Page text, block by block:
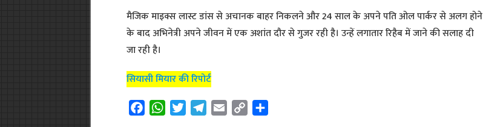
मैजिक माइक्स लास्ट डांस से अचानक बाहर निकलने और 24 साल के अपने पति ओल पार्कर से अलग होने
के बाद अभिनेत्री अपने जीवन में एक अशांत दौर से गुजर रही है। उन्हें लगातार रिहैब में जाने की सलाह दी
जा रही है।
सियासी मियार की रिपोर्ट
W